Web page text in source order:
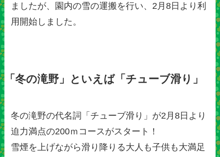
ましたが、園内の雪の運搬を行い、2月8日より利
用開始しました。
「冬の滝野」といえば「チューブ滑り」
冬の滝野の代名詞「チューブ滑り」が2月8日より
迫力満点の200ｍコースがスタート！
雪煙を上げながら滑り降りる大人も子供も大満足